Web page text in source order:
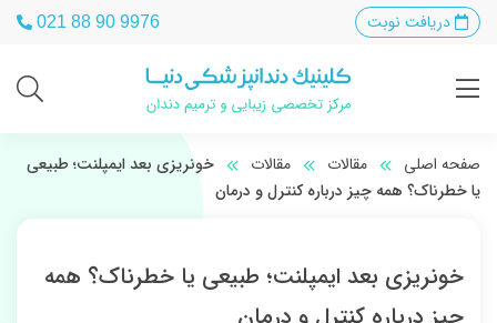
دریافت نوبت 021 88 90 9976
صفحه اصلی مقالات مقالات
خونریزی بعد ایمپلنت؛ طبیعی
یا خطرناک؟ همه چیز درباره کنترل و درمان
خونریزی بعد ایمپلنت؛ طبیعی یا خطرناک؟ همه